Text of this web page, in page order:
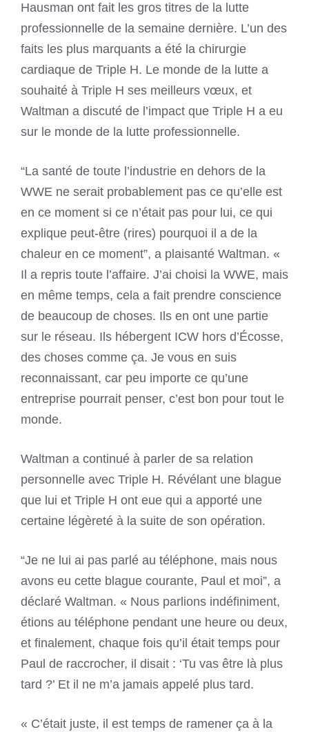
Hausman ont fait les gros titres de la lutte
professionnelle de la semaine dernière. L’un des
faits les plus marquants a été la chirurgie
cardiaque de Triple H. Le monde de la lutte a
souhaité à Triple H ses meilleurs vœux, et
Waltman a discuté de l’impact que Triple H a eu
sur le monde de la lutte professionnelle.
“La santé de toute l’industrie en dehors de la
WWE ne serait probablement pas ce qu’elle est
en ce moment si ce n’était pas pour lui, ce qui
explique peut-être (rires) pourquoi il a de la
chaleur en ce moment”, a plaisanté Waltman. «
Il a repris toute l’affaire. J’ai choisi la WWE, mais
en même temps, cela a fait prendre conscience
de beaucoup de choses. Ils en ont une partie
sur le réseau. Ils hébergent ICW hors d’Écosse,
des choses comme ça. Je vous en suis
reconnaissant, car peu importe ce qu’une
entreprise pourrait penser, c’est bon pour tout le
monde.
Waltman a continué à parler de sa relation
personnelle avec Triple H. Révélant une blague
que lui et Triple H ont eue qui a apporté une
certaine légèreté à la suite de son opération.
“Je ne lui ai pas parlé au téléphone, mais nous
avons eu cette blague courante, Paul et moi”, a
déclaré Waltman. « Nous parlions indéfiniment,
étions au téléphone pendant une heure ou deux,
et finalement, chaque fois qu’il était temps pour
Paul de raccrocher, il disait : ‘Tu vas être là plus
tard ?’ Et il ne m’a jamais appelé plus tard.
« C’était juste, il est temps de ramener ça à la